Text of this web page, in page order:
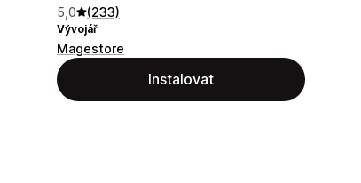
5,0 (233)
Vývojář
Magestore
Instalovat